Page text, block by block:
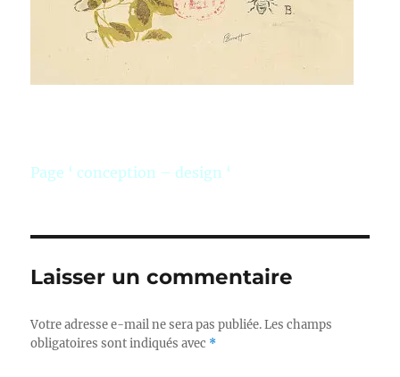
Page ‘ conception – design ‘
Laisser un commentaire
Votre adresse e-mail ne sera pas publiée. Les champs
obligatoires sont indiqués avec *